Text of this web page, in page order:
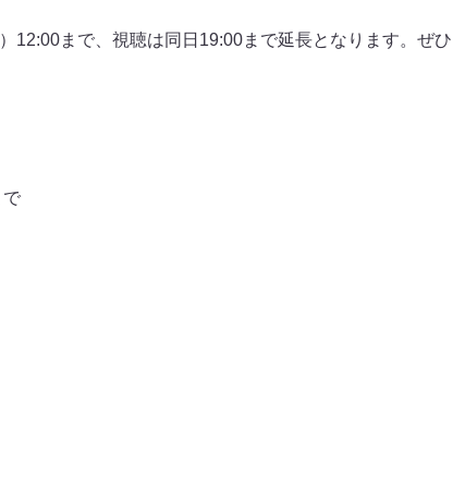
12:00まで、視聴は同日19:00まで延長となります。ぜひ